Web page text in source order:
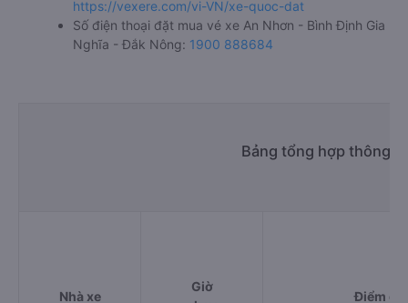
https://vexere.com/vi-VN/xe-quoc-dat
Số điện thoại đặt mua vé xe An Nhơn - Bình Định Gia
Nghĩa - Đắk Nông: 1900 888684
Bảng tổng hợp thông
Nhà xe
Giờ
Điểm đi